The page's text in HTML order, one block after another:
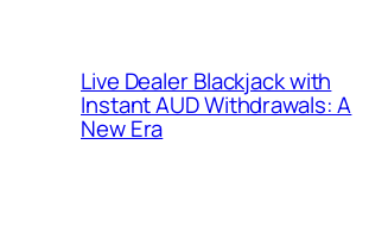
Live Dealer Blackjack with
Instant AUD Withdrawals: A
New Era